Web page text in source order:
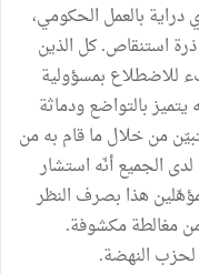
دراية بالعمل الحكومي،
استنقاص. كل الذين
للاضطلاع بمسؤولية
بالتواضع ودماثة
من خلال ما قام به من
الجميع أنّه استشار
هذا بصرف النظر
مغالطة مكشوفة.
النهضة.